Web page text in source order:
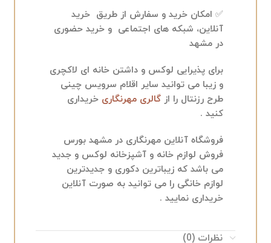
✅ امکان خرید و سفارش از طریق خرید
آنلاین، شبکه های اجتماعی و خرید حضوری
در مشهد
برای پذیرایی لوکس و داشتن خانه ای لاکچری
و زیبا می توانید سایر اقلام سرویس چینی
طرح رزنتال را از گالری مهرنگاری خریداری
کنید .
فروشگاه آنلاین مهرنگاری در مشهد بورس
فروش لوازم خانه و آشپزخانه لوکس و جدید
می باشد که زیباترین دکوری و جدیدترین
لوازم خانگی را می توانید به صورت آنلاین
خریداری نمایید .
نظرات (0)